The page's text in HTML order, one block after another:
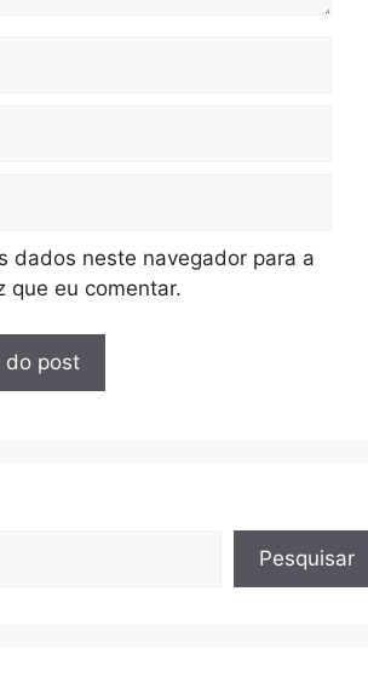
dados neste navegador para a
que eu comentar.
Pesquisar